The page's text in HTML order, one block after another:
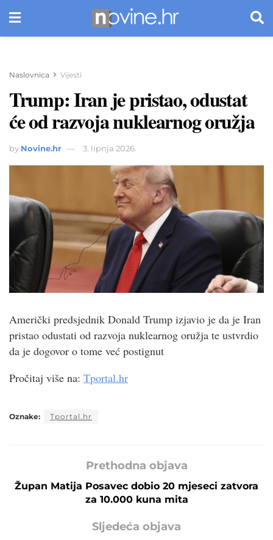
Naslovnica Vijesti
Trump: Iran je pristao, odustat
će od razvoja nuklearnog oružja
by Novine.hr 3. lipnja 2026.
Američki predsjednik Donald Trump izjavio je da je Iran
pristao odustati od razvoja nuklearnog oružja te ustvrdio
da je dogovor o tome već postignut
Pročitaj više na: Tportal.hr
Oznake: Tportal.hr
Prethodna objava
Župan Matija Posavec dobio 20 mjeseci zatvora
za 10.000 kuna mita
Sljedeća objava